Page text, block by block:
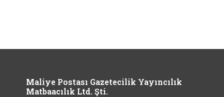
Maliye Postası Gazetecilik Yayıncılık
Matbaacılık Ltd. Şti.